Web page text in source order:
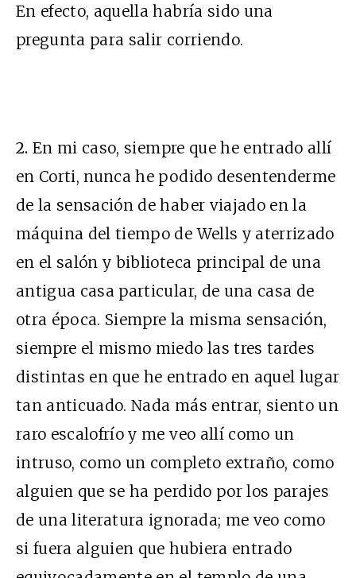
En efecto, aquella habría sido una
pregunta para salir corriendo.
2. En mi caso, siempre que he entrado allí
en Corti, nunca he podido desentenderme
de la sensación de haber viajado en la
máquina del tiempo de Wells y aterrizado
en el salón y biblioteca principal de una
antigua casa particular, de una casa de
otra época. Siempre la misma sensación,
siempre el mismo miedo las tres tardes
distintas en que he entrado en aquel lugar
tan anticuado. Nada más entrar, siento un
raro escalofrío y me veo allí como un
intruso, como un completo extraño, como
alguien que se ha perdido por los parajes
de una literatura ignorada; me veo como
si fuera alguien que hubiera entrado